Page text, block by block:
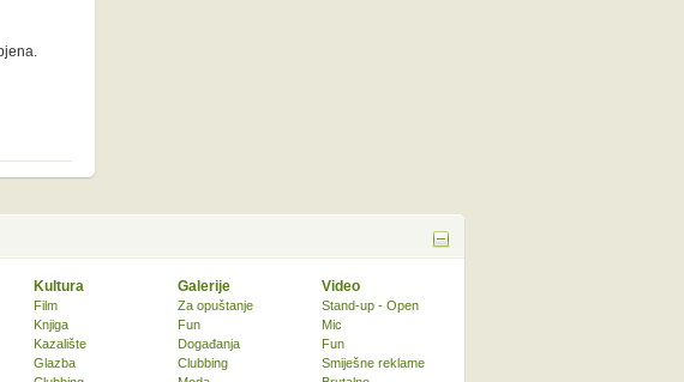
Kultura
Film
Knjiga
Kazalište
Glazba
Galerije
Za opuštanje
Fun
Događanja
Clubbing
Video
Stand-up - Open
Mic
Fun
Smiješne reklame